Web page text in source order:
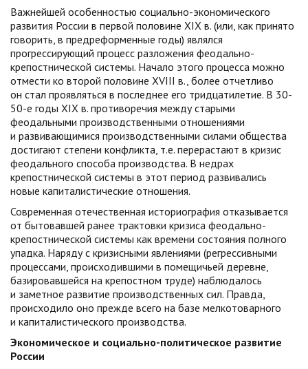
Важнейшей особенностью социально-экономического
развития России в первой половине XIX в. (или, как принято
говорить, в предреформенные годы) являлся
прогрессирующий процесс разложения феодально-
крепостнической системы. Начало этого процесса можно
отмести ко второй половине XVIII в., более отчетливо
он стал проявляться в последнее его тридцатилетие. В 30-
50-е годы XIX в. противоречия между старыми
феодальными производственными отношениями
и развивающимися производственными силами общества
достигают степени конфликта, т.е. перерастают в кризис
феодального способа производства. В недрах
крепостнической системы в этот период развивались
новые капиталистические отношения.
Современная отечественная историография отказывается
от бытовавшей ранее трактовки кризиса феодально-
крепостнической системы как времени состояния полного
упадка. Наряду с кризисными явлениями (регрессивными
процессами, происходившими в помещичьей деревне,
базировавшейся на крепостном труде) наблюдалось
и заметное развитие производственных сил. Правда,
происходило оно прежде всего на базе мелкотоварного
и капиталистического производства.
Экономическое и социально-политическое развитие
России